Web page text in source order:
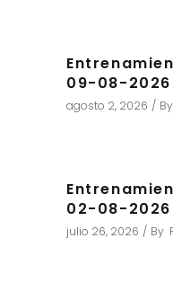
09-08-2026
agosto 2, 2026 By
02-08-2026
julio 26, 2026 By